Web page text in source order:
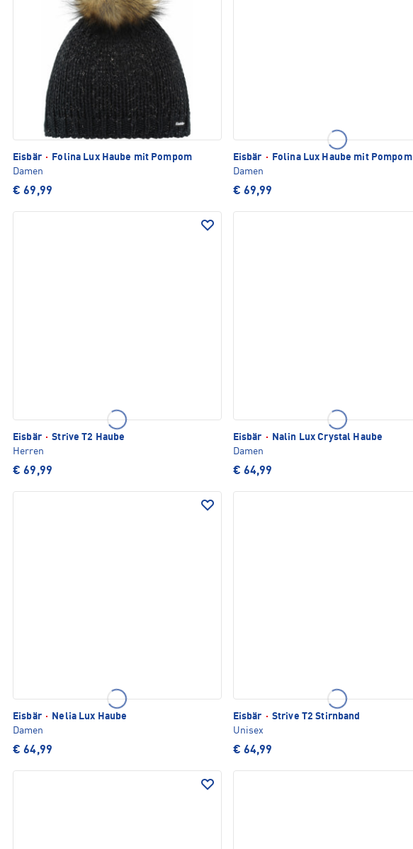
Eisbär ·
Folina Lux Haube mit Pompom
Damen
€ 69,99
Eisbär ·
Folina Lux Haube mit Pompom
Damen
€ 69,99
Eisbär · Strive T2 Haube
Herren
€ 69,99
Eisbär ·
Nalin Lux Crystal Haube
Damen
€ 64,99
Eisbär ·
Nelia Lux Haube
Damen
€ 64,99
Eisbär · Strive T2 Stirnband
Unisex
€ 64,99